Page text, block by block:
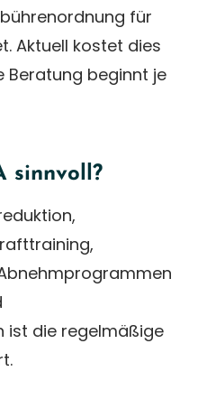
für
Aktuell kostet dies
Beratung beginnt je
sinnvoll?
ist die regelmäßige